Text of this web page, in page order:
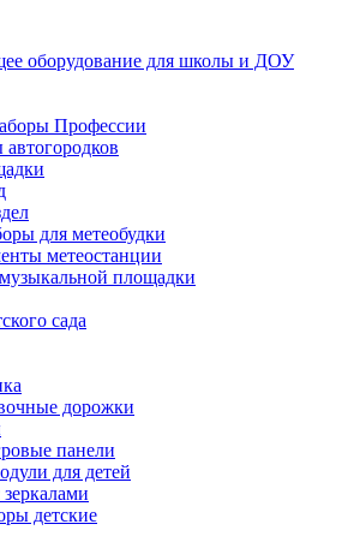
оборудование для школы и ДОУ
Профессии
для метеобудки
метеостанции
площадки
сада
дорожки
панели
для детей
детские